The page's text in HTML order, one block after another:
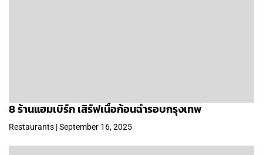
8 ร้านแฮมเบิร์ก เสิร์ฟเนื้อก้อนฉ่ำรอบกรุงเทพ
Restaurants | September 16, 2025